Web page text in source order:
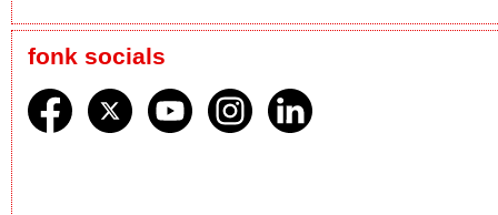
fonk socials